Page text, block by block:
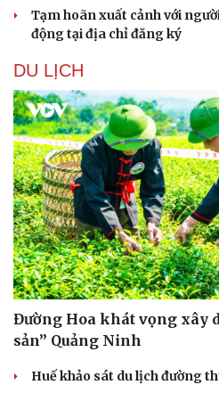
Tạm hoãn xuất cảnh với
động tại địa chỉ đăng ký
DU LỊCH
Đường Hoa khát vọng xây
sản” Quảng Ninh
Huế khảo sát du lịch đường